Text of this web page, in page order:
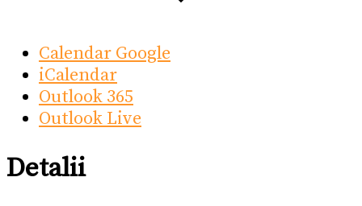
Calendar Google
iCalendar
Outlook 365
Outlook Live
Detalii